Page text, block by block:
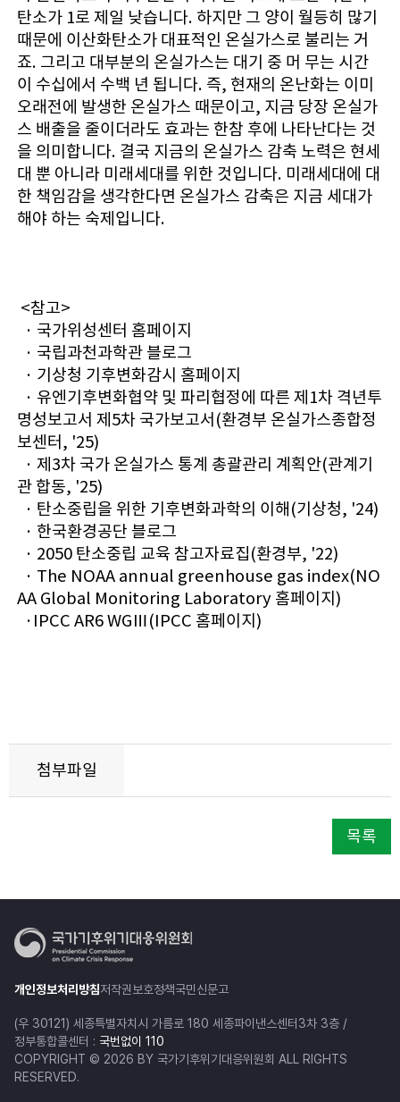
탄소가 1로 제일 낮습니다. 하지만 그 양이 월등히 많기
때문에 이산화탄소가 대표적인 온실가스로 불리는 거
죠. 그리고 대부분의 온실가스는 대기 중 머 무는 시간
이 수십에서 수백 년 됩니다. 즉, 현재의 온난화는 이미
오래전에 발생한 온실가스 때문이고, 지금 당장 온실가
스 배출을 줄이더라도 효과는 한참 후에 나타난다는 것
을 의미합니다. 결국 지금의 온실가스 감축 노력은 현세
대 뿐 아니라 미래세대를 위한 것입니다. 미래세대에 대
한 책임감을 생각한다면 온실가스 감축은 지금 세대가
해야 하는 숙제입니다.
<참고>
· 국가위성센터 홈페이지
· 국립과천과학관 블로그
· 기상청 기후변화감시 홈페이지
· 유엔기후변화협약 및 파리협정에 따른 제1차 격년투
명성보고서 제5차 국가보고서(환경부 온실가스종합정
보센터, '25)
· 제3차 국가 온실가스 통계 총괄관리 계획안(관계기
관 합동, '25)
· 탄소중립을 위한 기후변화과학의 이해(기상청, '24)
· 한국환경공단 블로그
· 2050 탄소중립 교육 참고자료집(환경부, '22)
· The NOAA annual greenhouse gas index(NO
AA Global Monitoring Laboratory 홈페이지)
·IPCC AR6 WGⅢ(IPCC 홈페이지)
첨부파일
목록
개인정보처리방침저작권보호정책국민신문고
(우 30121) 세종특별자치시 가름로 180 세종파이낸스센터3차 3층 /
정부통합콜센터 : 국번없이 110
COPYRIGHT © 2026 BY 국가기후위기대응위원회 ALL RIGHTS
RESERVED.